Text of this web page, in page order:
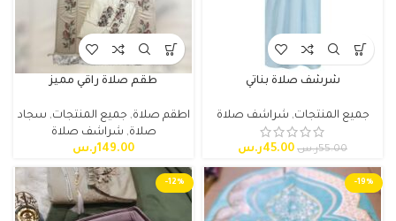
شرشف صلاة بناتي
جميع المنتجات, شراشف صلاة
55.00ر.س 45.00ر.س
طقم صلاة راقي مميز
اطقم صلاة, جميع المنتجات, سجاد
صلاة, شراشف صلاة
149.00 ر.س
-19%
-12%